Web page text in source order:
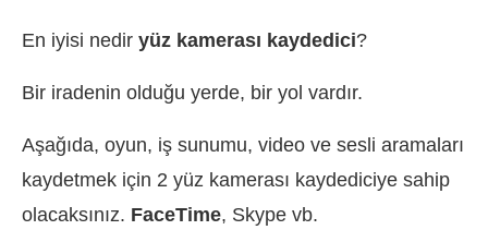
En iyisi nedir yüz kamerası kaydedici?
Bir iradenin olduğu yerde, bir yol vardır.
Aşağıda, oyun, iş sunumu, video ve sesli aramaları
kaydetmek için 2 yüz kamerası kaydediciye sahip
olacaksınız. FaceTime, Skype vb.